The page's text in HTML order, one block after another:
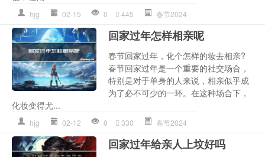
hjg 02-15 0 445 春节2024
回家过年怎样相亲呢
春节回家过年，化个怎样的妆去相亲?
春节回家过年是一个重要的社交场合，
特别是对于单身的人来说，相亲似乎成
为了必不可少的一环。在这种场合下，
化妆变得尤...
hjg 02-12 0 330 春节2024
回家过年给亲人上坟好吗